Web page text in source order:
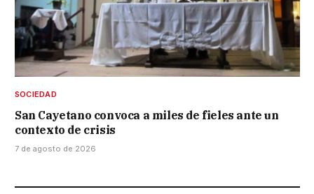
SOCIEDAD
San Cayetano convoca a miles de fieles ante un
contexto de crisis
7 de agosto de 2026